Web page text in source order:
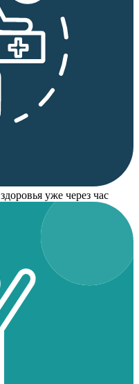
уже через час